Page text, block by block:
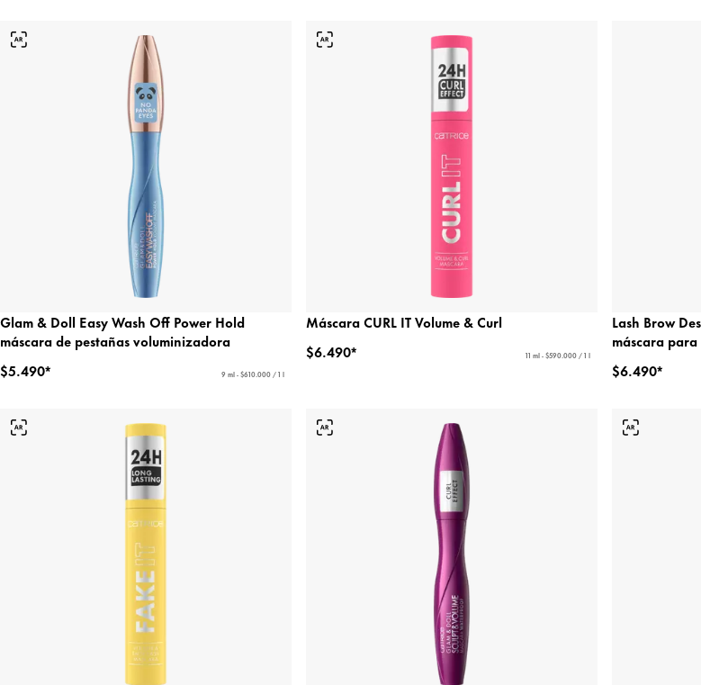
Glam & Doll Easy Wash Off Power Hold
máscara de pestañas voluminizadora
$5.490*
9 ml - $610.000 / 1 l
Máscara CURL IT Volume & Curl
$6.490*
11 ml - $590.000 / 1 l
Lash Brow
máscara
$6.490*